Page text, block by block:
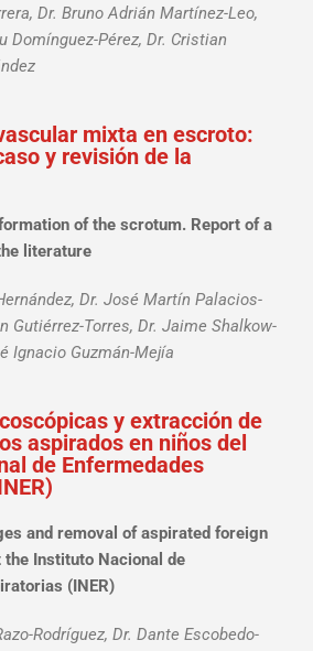
Dr. Bruno Adrián Martínez-Leo,
Domínguez-Pérez, Dr. Cristian
mixta en escroto:
y revisión de la
of the scrotum. Report of a
literature
Dr. José Martín Palacios-
Gutiérrez-Torres, Dr. Jaime Shalkow-
Ignacio Guzmán-Mejía
y extracción de
aspirados en niños del
de Enfermedades
and removal of aspirated foreign
the Instituto Nacional de
(INER)
Rodríguez, Dr. Dante Escobedo-